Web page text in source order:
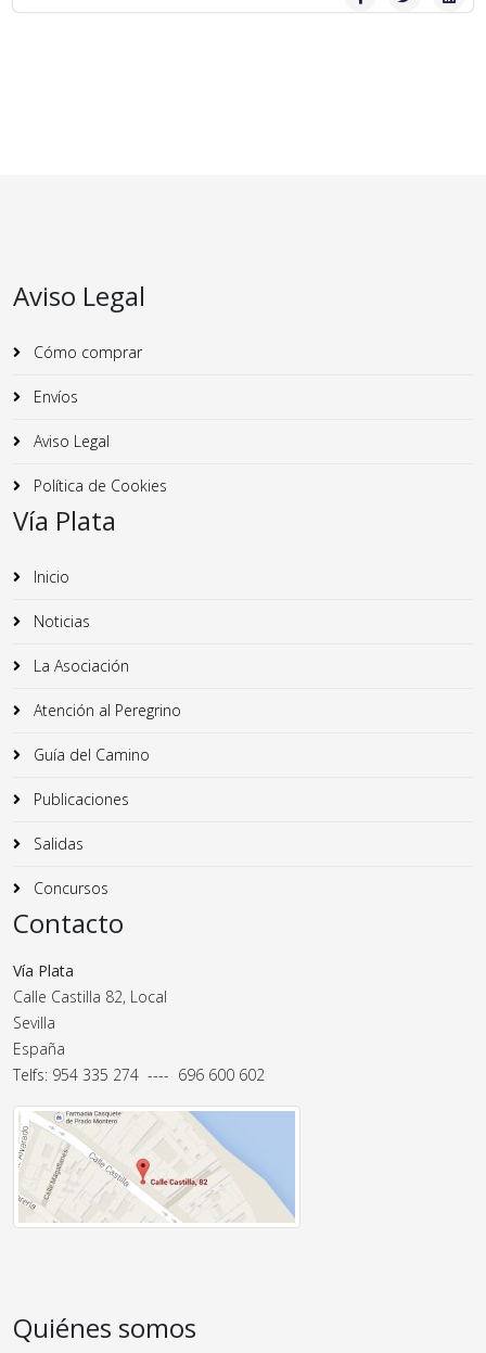
Aviso Legal
Cómo comprar
Envíos
Aviso Legal
Política de Cookies
Vía Plata
Inicio
Noticias
La Asociación
Atención al Peregrino
Guía del Camino
Publicaciones
Salidas
Concursos
Contacto
Vía Plata
Calle Castilla 82, Local
Sevilla
España
Telfs: 954 335 274 ---- 696 600 602
Quiénes somos